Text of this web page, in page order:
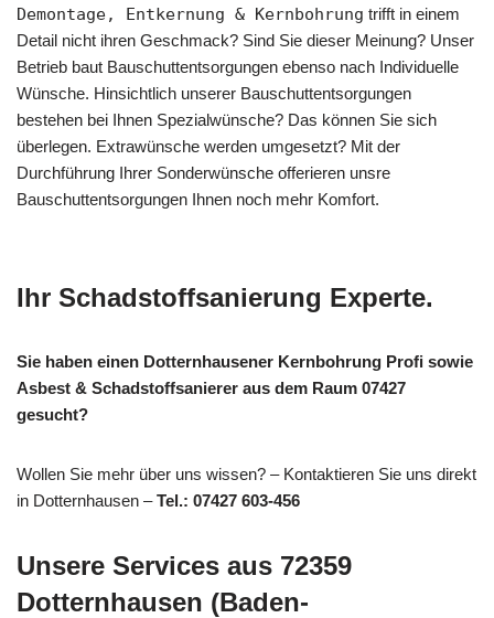
Demontage, Entkernung & Kernbohrung trifft in einem
Detail nicht ihren Geschmack? Sind Sie dieser Meinung? Unser
Betrieb baut Bauschuttentsorgungen ebenso nach Individuelle
Wünsche. Hinsichtlich unserer Bauschuttentsorgungen
bestehen bei Ihnen Spezialwünsche? Das können Sie sich
überlegen. Extrawünsche werden umgesetzt? Mit der
Durchführung Ihrer Sonderwünsche offerieren unsre
Bauschuttentsorgungen Ihnen noch mehr Komfort.
Ihr Schadstoffsanierung Experte.
Sie haben einen Dotternhausener Kernbohrung Profi sowie
Asbest & Schadstoffsanierer aus dem Raum 07427
gesucht?
Wollen Sie mehr über uns wissen? – Kontaktieren Sie uns direkt
in Dotternhausen –Tel.: 07427 603-456
Unsere Services aus 72359
Dotternhausen (Baden-